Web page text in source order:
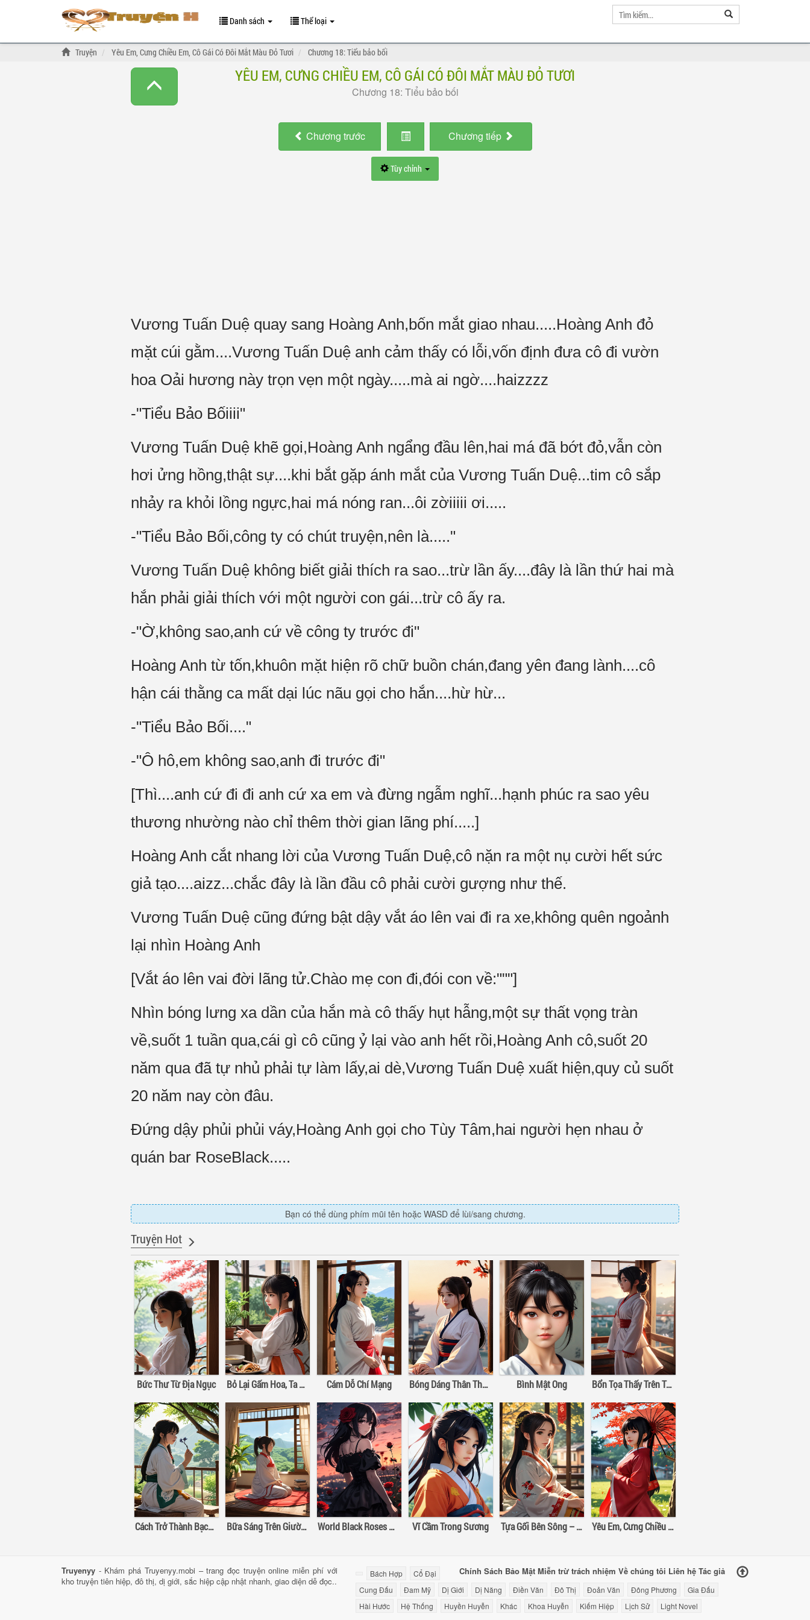
Danh sách Thể loại
Truyện Yêu Em, Cưng Chiều Em, Cô Gái Có Đôi Mắt Màu Đỏ Tươi Chương 18: Tiểu bảo bối
YÊU EM, CƯNG CHIỀU EM, CÔ GÁI CÓ ĐÔI MẮT MÀU ĐỎ TƯƠI
Chương 18: Tiểu bảo bối
Chương trước Chương tiếp
Tùy chỉnh
Vương Tuấn Duệ quay sang Hoàng Anh,bốn mắt giao nhau.....Hoàng Anh đỏ
mặt cúi gằm....Vương Tuấn Duệ anh cảm thấy có lỗi,vốn định đưa cô đi vườn
hoa Oải hương này trọn vẹn một ngày.....mà ai ngờ....haizzzz
-"Tiểu Bảo Bốiiii"
Vương Tuấn Duệ khẽ gọi,Hoàng Anh ngẩng đầu lên,hai má đã bớt đỏ,vẫn còn
hơi ửng hồng,thật sự....khi bắt gặp ánh mắt của Vương Tuấn Duệ...tim cô sắp
nhảy ra khỏi lồng ngực,hai má nóng ran...ôi zờiiiii ơi.....
-"Tiểu Bảo Bối,công ty có chút truyện,nên là....."
Vương Tuấn Duệ không biết giải thích ra sao...trừ lần ấy....đây là lần thứ hai mà
hắn phải giải thích với một người con gái...trừ cô ấy ra.
-"Ờ,không sao,anh cứ về công ty trước đi"
Hoàng Anh từ tốn,khuôn mặt hiện rõ chữ buồn chán,đang yên đang lành....cô
hận cái thằng ca mất dại lúc nãu gọi cho hắn....hừ hừ...
-"Tiểu Bảo Bối...."
-"Ô hô,em không sao,anh đi trước đi"
[Thì....anh cứ đi đi anh cứ xa em và đừng ngẫm nghĩ...hạnh phúc ra sao yêu
thương nhường nào chỉ thêm thời gian lãng phí.....]
Hoàng Anh cắt nhang lời của Vương Tuấn Duệ,cô nặn ra một nụ cười hết sức
giả tạo....aizz...chắc đây là lần đầu cô phải cười gượng như thế.
Vương Tuấn Duệ cũng đứng bật dậy vắt áo lên vai đi ra xe,không quên ngoảnh
lại nhìn Hoàng Anh
[Vắt áo lên vai đời lãng tử.Chào mẹ con đi,đói con về:"""]
Nhìn bóng lưng xa dần của hắn mà cô thấy hụt hẫng,một sự thất vọng tràn
về,suốt 1 tuần qua,cái gì cô cũng ỷ lại vào anh hết rồi,Hoàng Anh cô,suốt 20
năm qua đã tự nhủ phải tự làm lấy,ai dè,Vương Tuấn Duệ xuất hiện,quy củ suốt
20 năm nay còn đâu.
Đứng dậy phủi phủi váy,Hoàng Anh gọi cho Tùy Tâm,hai người hẹn nhau ở
quán bar RoseBlack.....
Bạn có thể dùng phím mũi tên hoặc WASD để lùi/sang chương.
Truyện Hot
Bức Thư Từ Địa Ngục Bỏ Lại Gấm Hoa, Ta Mở Tửu Lâu Cám Dỗ Chí Mạng Bóng Dáng Thân Thương – Vân Tân Bình Mật Ong Bổn Tọa Thấy Trên Trời Có Con Chim Sắt Σ( ゜- ゜)
Cách Trở Thành Bạch Nguyệt Quang Bữa Sáng Trên Giường World Black Roses Night Vĩ Cầm Trong Sương Tựa Gối Bên Sông – Ngẫu Sổ Nguyệt Yêu Em, Cưng Chiều Em, Cô Gái Có Đôi Mắt Màu Đỏ Tươi
Truyenyy - Khám phá Truyenyy.mobi – trang đọc truyện online miễn phí với
kho truyện tiên hiệp, đô thị, dị giới, sắc hiệp cập nhật nhanh, giao diện dễ đọc..
Chính Sách Bảo Mật Miễn trừ trách nhiệm Về chúng tôi Liên hệ Tác giả
Bách Hợp
Cổ Đại
Cung Đấu
Đam Mỹ Dị Giới Dị Năng Điền Văn Đô Thị Đoản Văn Đông Phương
Gia Đấu
Hài Hước
Hệ Thống Huyền Huyễn Khác Khoa Huyễn Kiếm Hiệp Lịch Sử Light Novel